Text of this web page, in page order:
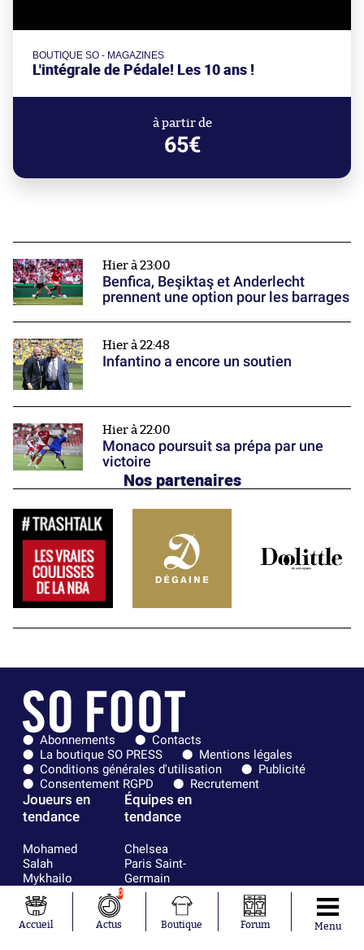
BOUTIQUE SO - MAGAZINES
L'intégrale de Pédale! Les 10 ans !
à partir de
65€
Hier à 23:00
Benfica, Beşiktaş et Anderlecht
prennent une option pour les barrages
Hier à 22:48
Infantino a encore un soutien
Hier à 22:00
Monaco poursuit sa prépa par une
victoire
Nos partenaires
Abonnements
Contacts
La boutique SO PRESS
Mentions légales
Conditions générales d'utilisation
Publicité
Consentement RGPD
Recrutement
Joueurs en
tendance
Mohamed
Salah
Mykhailo
Mudryk
Neymar
Khalis Merah
Équipes en
tendance
Chelsea
Paris Saint-
Germain
Bordeaux
Olympique
lyonnais
Accueil
0
Actus Boutique Forum Menu